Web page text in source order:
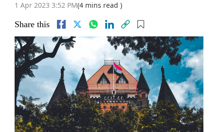
1 Apr 2023 3:52 PM(4 mins read )
Share this